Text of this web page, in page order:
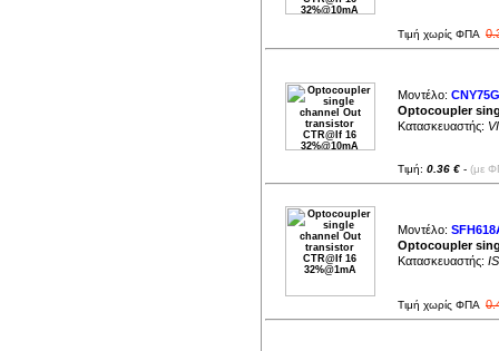
Τιμή χωρίς ΦΠΑ
Μοντέλο:
Optocoupler
Κατασκευαστής:
Τιμή: 0.36 € - (με
Μοντέλο:
Optocoupler
Κατασκευαστής:
Τιμή χωρίς ΦΠΑ